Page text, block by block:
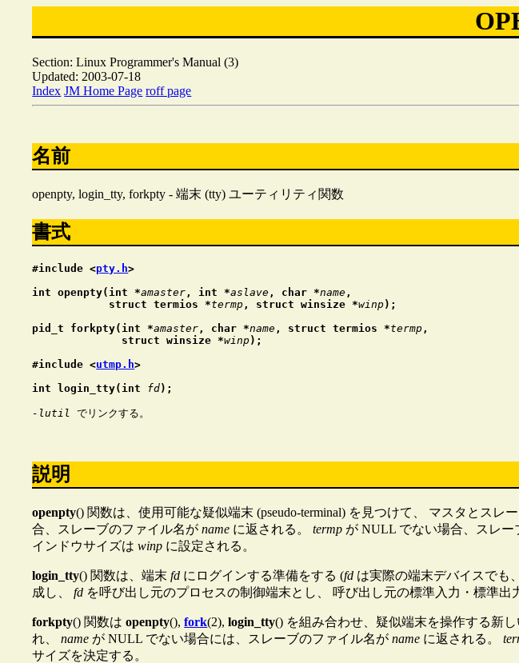
Section: Linux Programmer's Manual (3)
Updated: 2003-07-18
Index JM Home Page roff page
名前
openpty, login_tty, forkpty - 端末 (tty) ユーティリティ関数
書式
#include <pty.h>
int openpty(int *amaster , int *aslave , char *name ,
            struct termios *
termp , struct winsize *winp);
pid_t forkpty(int *amaster , char *name , struct termios *termp ,
              struct winsize *
winp);
#include <utmp.h>
int login_tty(int fd);
-lutil
説明
openpty() 関数は、使用可能な疑似端末 (pseudo-terminal) を見つけて、 マスタとス
合、スレーブのファイル名がname に返される。termp が NULL でない場合、スレ
インドウサイズはwinp に設定される。
login_tty() 関数は、端末fd にログインする準備をする (fd は実際の端末デバイスでも
成し、fd を呼び出し元のプロセスの制御端末とし、 呼び出し元の標準入力・標準
forkpty() 関数はopenpty(),fork(2),login_tty() を組み合わせ、疑似端末を操作する新
れ、name が NULL でない場合には、スレーブのファイル名がname に返される。
サイズを決定する。